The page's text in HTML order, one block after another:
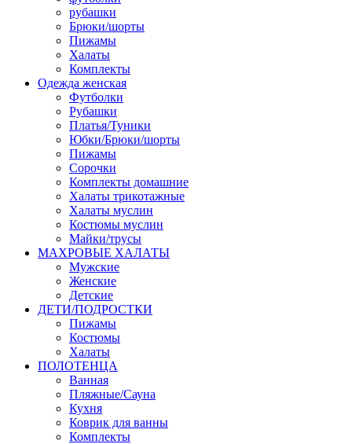
рубашки
Брюки/шорты
Пижамы
Халаты
Комплекты
Одежда женская
Футболки
Рубашки
Платья/Туники
Юбки/Брюки/шорты
Пижамы
Сорочки
Комплекты домашние
Халаты трикотажные
Халаты муслин
Костюмы муслин
Майки/трусы
МАХРОВЫЕ ХАЛАТЫ
Мужские
Женские
Детские
ДЕТИ/ПОДРОСТКИ
Пижамы
Костюмы
Халаты
ПОЛОТЕНЦА
Ванная
Пляжные/Сауна
Кухня
Коврик для ванны
Комплекты